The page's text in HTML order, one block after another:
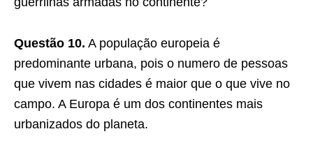
Questão 10. A população europeia é
predominante urbana, pois o numero de pessoas
que vivem nas cidades é maior que o que vive no
campo. A Europa é um dos continentes mais
urbanizados do planeta.